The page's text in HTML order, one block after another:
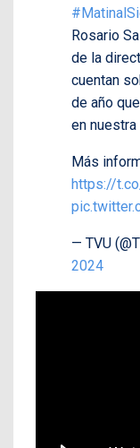
Rosario
de la
cuentan
de año
en
Más
https://
— TVU
2024